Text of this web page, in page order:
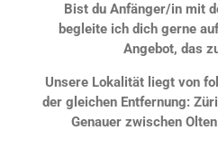
Bist du Anfänger/in mit
begleite ich dich gerne
Angebot, das
Unsere Lokalität liegt von
der gleichen Entfernung:
Genauer zwischen